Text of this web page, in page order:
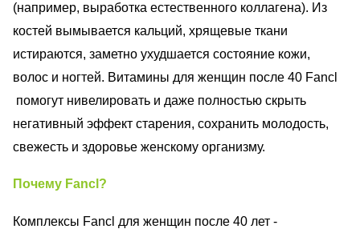
(например, выработка естественного коллагена). Из
костей вымывается кальций, хрящевые ткани
истираются, заметно ухудшается состояние кожи,
волос и ногтей. Витамины для женщин после 40 Fancl
помогут нивелировать и даже полностью скрыть
негативный эффект старения, сохранить молодость,
свежесть и здоровье женскому организму.
Почему Fancl?
Комплексы Fancl для женщин после 40 лет -